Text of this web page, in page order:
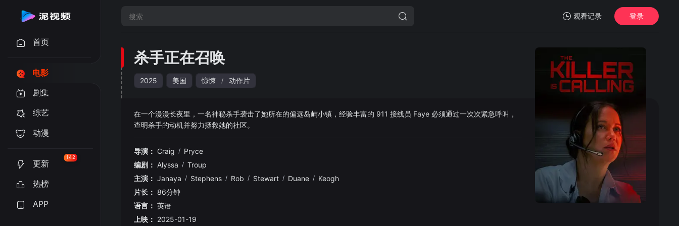
观看记录
暂无观看影片的记录
登录
首页
电影
剧集
综艺
动漫
更新
142
热榜
APP
杀手正在召唤
2025 美国 惊悚 / 动作片
在一个漫漫长夜里，一名神秘杀手袭击了她所在的偏远岛屿小镇，经验丰富的 911 接线员 Faye 必须通过一次次紧急呼叫，
查明杀手的动机并努力拯救她的社区。
导演： Craig / Pryce
编剧： Alyssa / Troup
主演： Janaya / Stephens / Rob / Stewart / Duane / Keogh
片长： 86分钟
语言： 英语
上映： 2025-01-19